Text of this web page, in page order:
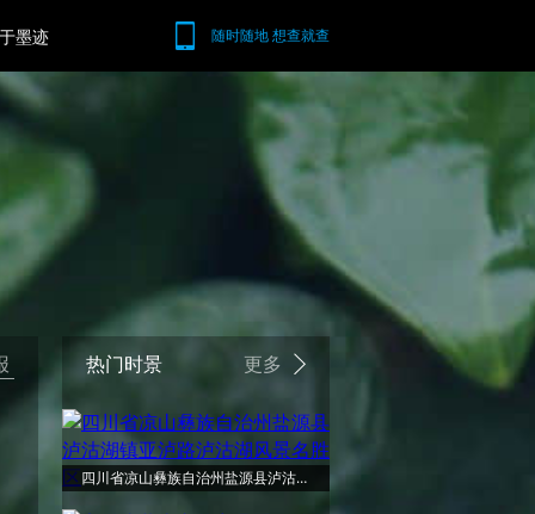
随时随地 想查就查
墨迹
热门时景 更多
四川省凉山彝族自治州盐源县泸沽湖镇亚泸路泸沽湖风景名胜区